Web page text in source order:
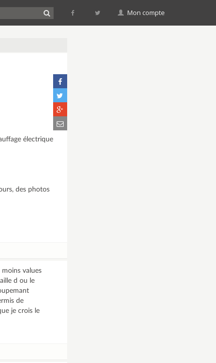
Mon compte
électrique
des photos
values
d ou le
de
je crois le